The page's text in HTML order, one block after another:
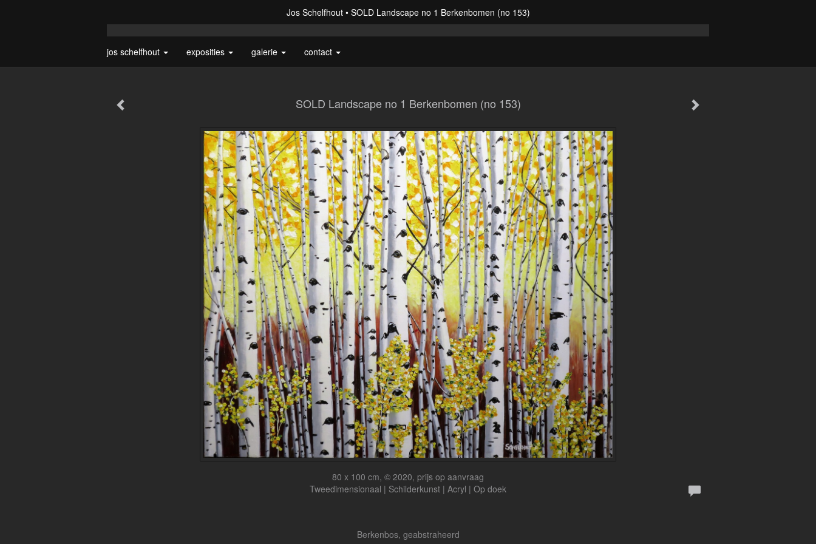
Jos Schelfhout SOLD Landscape no 1 Berkenbomen (no 153)
jos schelfhout exposities galerie contact
SOLD Landscape no 1 Berkenbomen (no 153)
80 x 100 cm, © 2020, prijs op aanvraag
Tweedimensionaal | Schilderkunst | Acryl | Op doek
Berkenbos, geabstraheerd